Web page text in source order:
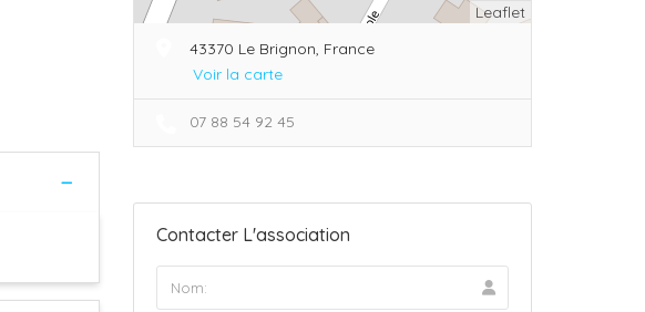
Leaflet
43370 Le Brignon, France
Voir la carte
07 88 54 92 45
Contacter L'association